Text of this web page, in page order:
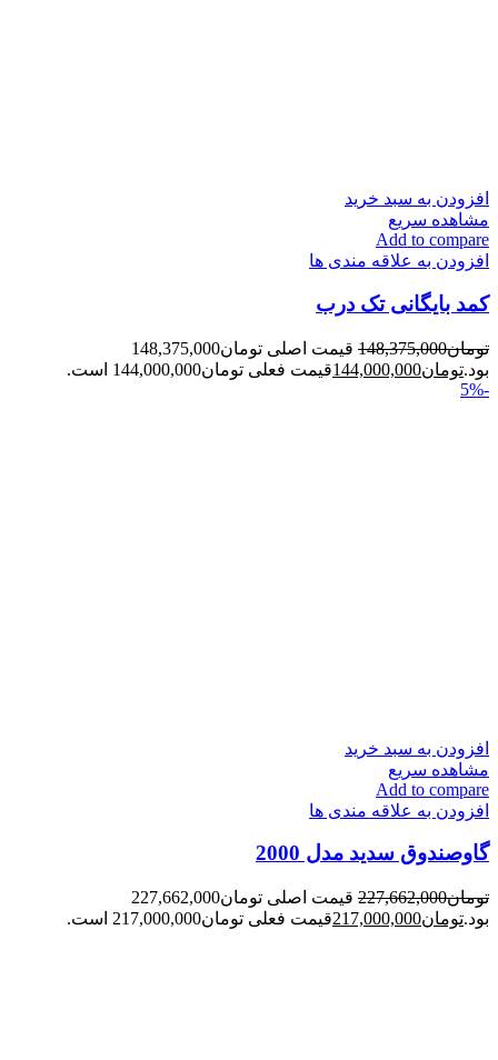
افزودن به سبد خرید
مشاهده سریع
Add to compare
افزودن به علاقه مندی ها
کمد بایگانی تک درب
تومان148,375,000
قیمت اصلی تومان148,375,000
بود.تومان144,000,000قیمت فعلی تومان144,000,000 است.
-5%
افزودن به سبد خرید
مشاهده سریع
Add to compare
افزودن به علاقه مندی ها
گاوصندوق سدید مدل 2000
تومان227,662,000
قیمت اصلی تومان227,662,000
بود.تومان217,000,000قیمت فعلی تومان217,000,000 است.